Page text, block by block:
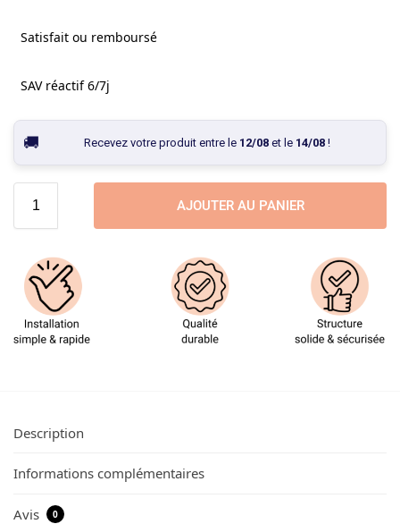
Satisfait ou remboursé
SAV réactif 6/7j
Recevez votre produit entre le 12/08et le 14/08!
AJOUTER AU PANIER
Description
Informations complémentaires
Avis 0